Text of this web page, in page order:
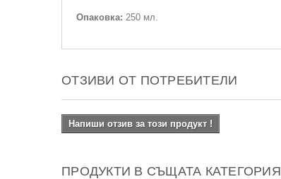
Опаковка: 250 мл.
ОТЗИВИ ОТ ПОТРЕБИТЕЛИ
Напиши отзив за този продукт !
ПРОДУКТИ В СЪЩАТА КАТЕГОРИЯ